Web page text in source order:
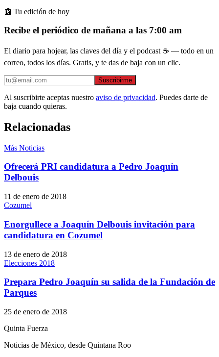
📰 Tu edición de hoy
Recibe el periódico de mañana a las 7:00 am
El diario para hojear, las claves del día y el podcast ☕ — todo en un
correo, todos los días. Gratis, y te das de baja con un clic.
Suscribirme
Al suscribirte aceptas nuestro aviso de privacidad. Puedes darte de
baja cuando quieras.
Relacionadas
Más Noticias
Ofrecerá PRI candidatura a Pedro Joaquín
Delbouis
11 de enero de 2018
Cozumel
Enorgullece a Joaquín Delbouis invitación para
candidatura en Cozumel
13 de enero de 2018
Elecciones 2018
Prepara Pedro Joaquín su salida de la Fundación de
Parques
25 de enero de 2018
Quinta Fuerza
Noticias de México, desde Quintana Roo